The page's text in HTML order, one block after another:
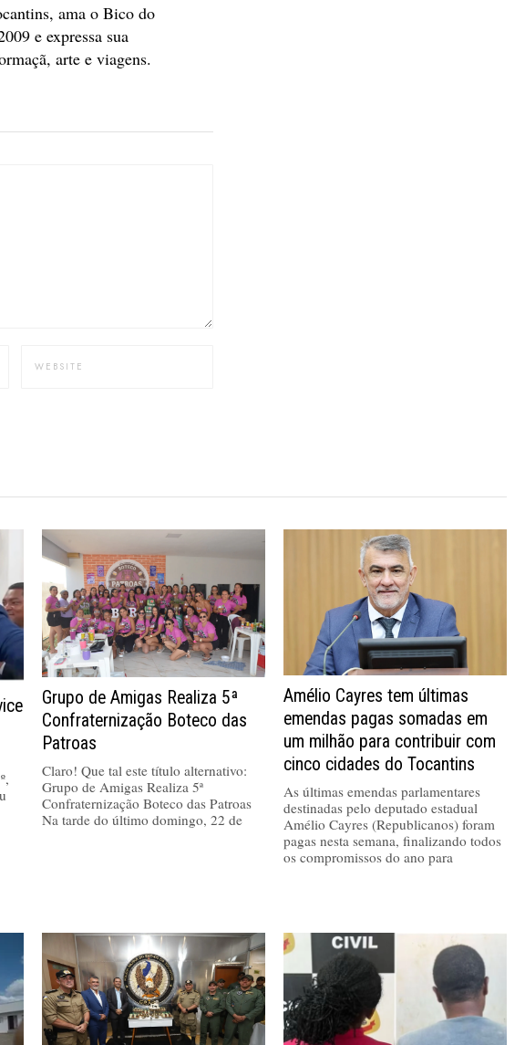
ama o Bico do
e expressa sua
arte e viagens.
Grupo de Amigas Realiza 5ª
Confraternização Boteco das
Patroas
Claro! Que tal este título alternativo:
Grupo de Amigas Realiza 5ª
Confraternização Boteco das Patroas
Na tarde do último domingo, 22 de
Amélio Cayres tem últimas
emendas pagas somadas em
um milhão para contribuir com
cinco cidades do Tocantins
As últimas emendas parlamentares
destinadas pelo deputado estadual
Amélio Cayres (Republicanos) foram
pagas nesta semana, finalizando todos
os compromissos do ano para